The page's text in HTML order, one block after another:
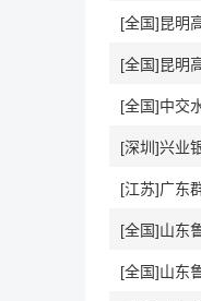
[全国]昆明
[全国]昆明
[全国]中交
[深圳]兴业
[江苏]广东
[全国]山东
[全国]山东